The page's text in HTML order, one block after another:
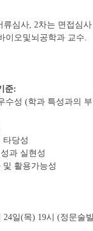
류심사, 2차는 면접심
이오및뇌공학과 교수.
준:
수성 (학과 특성과의
타당성
과 실현성
및 활용가능성
24일(목) 19시 (정문술